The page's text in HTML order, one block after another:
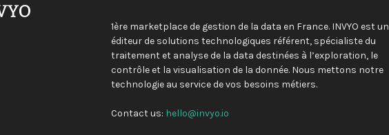
1ère marketplace de gestion de la data en France. INVYO est un
éditeur de solutions technologiques référent, spécialiste du
traitement et analyse de la data destinées à l’exploration, le
contrôle et la visualisation de la donnée. Nous mettons notre
technologie au service de vos besoins métiers.
Contact us: hello@invyo.io